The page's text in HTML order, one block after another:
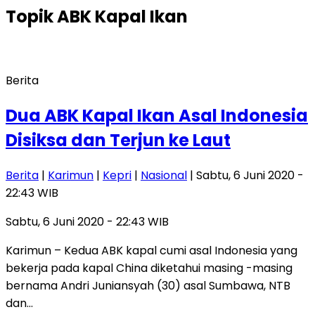
TopikABK Kapal Ikan
Berita
Dua ABK Kapal Ikan Asal Indonesia
Disiksa dan Terjun ke Laut
Berita | Karimun | Kepri | Nasional | Sabtu, 6 Juni 2020 -
22:43 WIB
Sabtu, 6 Juni 2020 - 22:43 WIB
Karimun – Kedua ABK kapal cumi asal Indonesia yang
bekerja pada kapal China diketahui masing -masing
bernama Andri Juniansyah (30) asal Sumbawa, NTB
dan…